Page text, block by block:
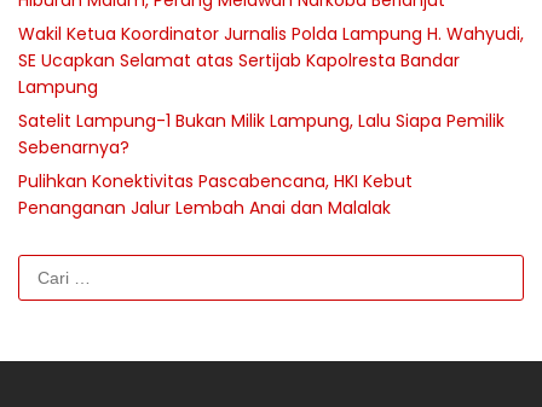
Wakil Ketua Koordinator Jurnalis Polda Lampung H. Wahyudi,
SE Ucapkan Selamat atas Sertijab Kapolresta Bandar
Lampung
Satelit Lampung-1 Bukan Milik Lampung, Lalu Siapa Pemilik
Sebenarnya?
Pulihkan Konektivitas Pascabencana, HKI Kebut
Penanganan Jalur Lembah Anai dan Malalak
Cari
untuk: